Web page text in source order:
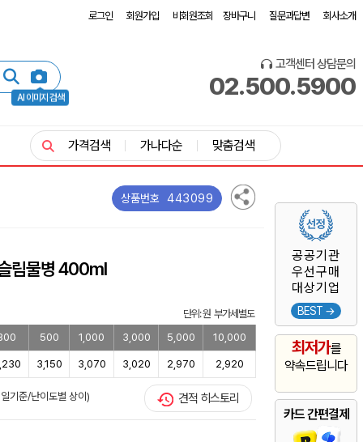
로그인 회원가입 비회원조회 장바구니 질문과답변 회사소개
AI 이미지 검색
고객센터 상담문의
02.500.5900
공공기관
우선구매
대상기업
BEST →
최저가를
약속드립니다
카드 간편결제
가격검색 가나다순 맞춤검색
상품번호 443099
림물병 400ml
단위: 원 부가세별도
500 1,000 3,000 5,000 10,000
3,150 3,070 3,020 2,970 2,920
기준/난이도별 상이) 견적 히스토리